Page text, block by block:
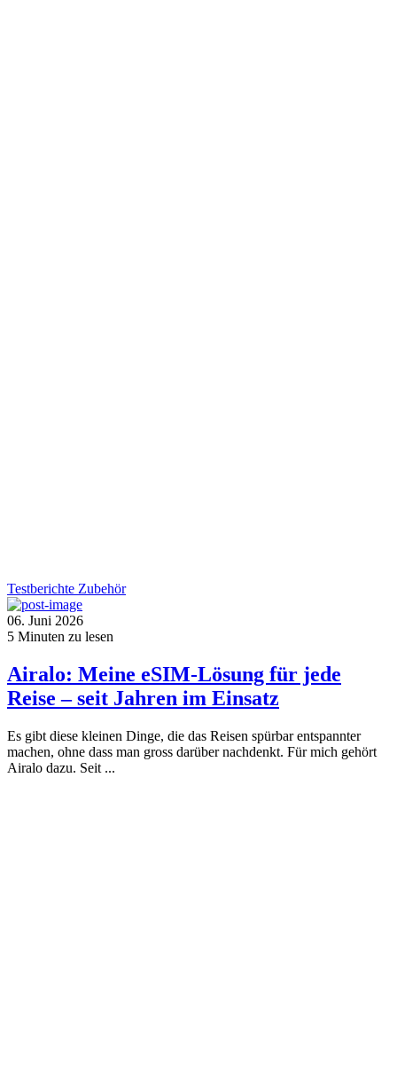
Testberichte Zubehör
06. Juni 2026
5 Minuten zu lesen
Airalo: Meine eSIM-Lösung für jede
Reise – seit Jahren im Einsatz
Es gibt diese kleinen Dinge, die das Reisen spürbar entspannter
machen, ohne dass man gross darüber nachdenkt. Für mich gehört
Airalo dazu. Seit ...